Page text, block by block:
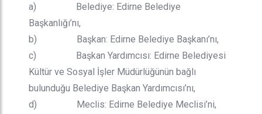
a) Belediye: Edirne Belediye
Başkanlığı’nı,
b) Başkan: Edirne Belediye Başkanı’nı,
c) Başkan Yardımcısı: Edirne Belediyesi
Kültür ve Sosyal İşler Müdürlüğünün bağlı
bulunduğu Belediye Başkan Yardımcısı’nı,
d) Meclis: Edirne Belediye Meclisi’ni,